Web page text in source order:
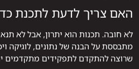
האם צריך לדעת לתכנת
לא חובה. תכנות הוא יתרון, אבל לא
מתבססת על הבנה של נתונים, לוגיקה
שרוצה להתקדם לתפקידים מתקדמים